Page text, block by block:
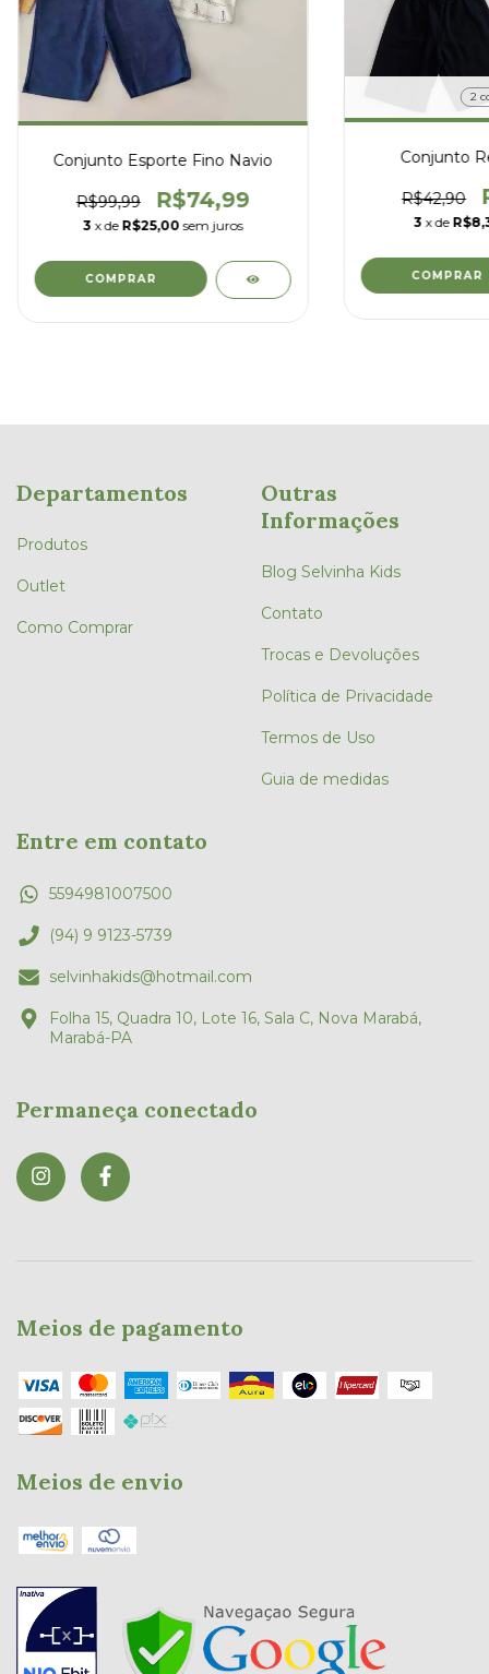
Conjunto Esporte Fino Navio
R$99,99 R$74,99
3 x de R$25,00 sem juros
COMPRAR
2
Conjunto
R$42,90
3 x de
COMPRAR
Departamentos
Produtos
Outlet
Como Comprar
Outras
Informações
Blog Selvinha Kids
Contato
Trocas e Devoluções
Política de Privacidade
Termos de Uso
Guia de medidas
Entre em contato
5594981007500
(94) 9 9123-5739
selvinhakids@hotmail.com
Folha 15, Quadra 10, Lote 16, Sala C, Nova Marabá,
Marabá-PA
Permaneça conectado
Meios de pagamento
Meios de envio